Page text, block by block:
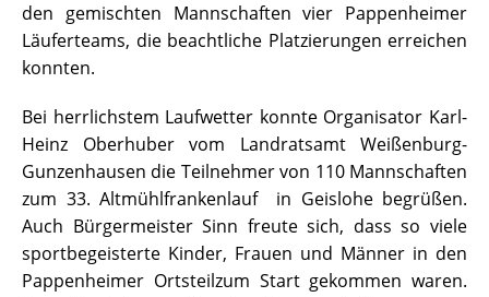
den gemischten Mannschaften vier Pappenheimer
Läuferteams, die beachtliche Platzierungen erreichen
konnten.
Bei herrlichstem Laufwetter konnte Organisator Karl-
Heinz Oberhuber vom Landratsamt Weißenburg-
Gunzenhausen die Teilnehmer von 110 Mannschaften
zum 33. Altmühlfrankenlauf in Geislohe begrüßen.
Auch Bürgermeister Sinn freute sich, dass so viele
sportbegeisterte Kinder, Frauen und Männer in den
Pappenheimer Ortsteilzum Start gekommen waren.